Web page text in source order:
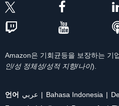
Amazon은 기회균등을 보장하는 기
인/성 정체성/성적 지향/나이).
언어 عربي Bahasa Indonesia